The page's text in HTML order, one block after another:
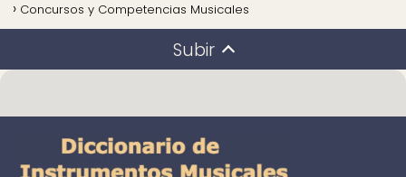
Concursos y Competencias Musicales
Subir